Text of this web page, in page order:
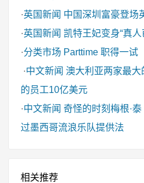
·英国新闻 中国深圳富豪登场
·英国新闻 凯特王妃变身“真人
·分类市场 Parttime 职得一试
·中文新闻 澳大利亚两家最
的员工10亿美元
·中文新闻 奇怪的时刻梅根·
过墨西哥流浪乐队提供法
相关推荐